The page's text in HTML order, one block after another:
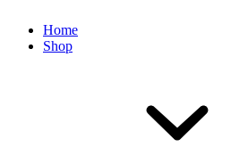
Home
Shop